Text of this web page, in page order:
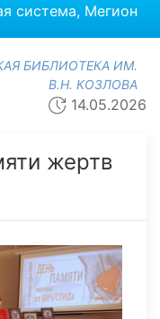
система, Мегион
БИБЛИОТЕКА ИМ.
В.Н. КОЗЛОВА
14.05.2026
жертв